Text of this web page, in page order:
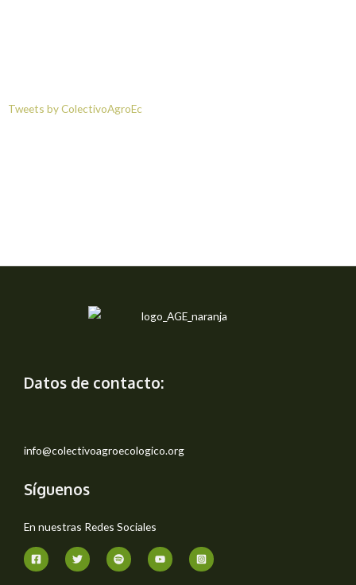
Tweets by ColectivoAgroEc
Datos de contacto:
info@colectivoagroecologico.org
Síguenos
En nuestras Redes Sociales